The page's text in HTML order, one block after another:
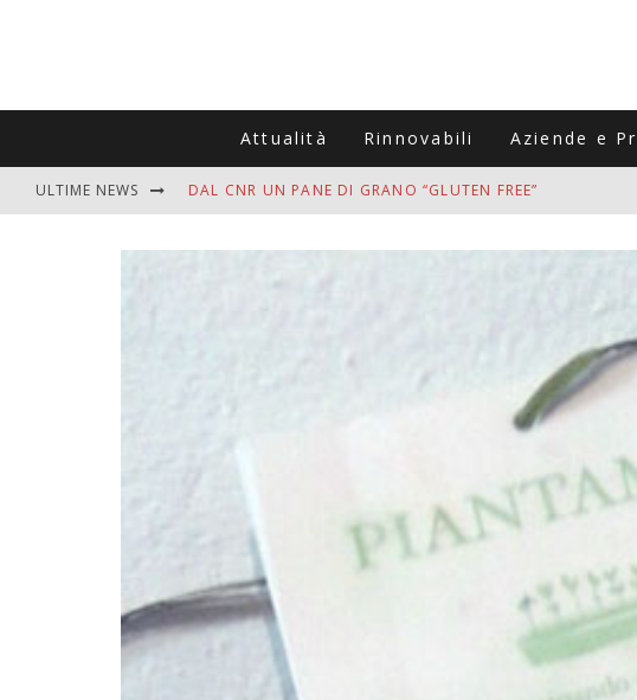
Attualità Rinnovabili Aziende e
ULTIME NEWS DAL CNR UN PANE DI GRANO “GLUTEN FREE”
MUTTI ASSUME A OLIVETO CITRA 400 COLLABORATORI
ZANZARE IN VACANZA? I 3 ERRORI PIÙ COMUNI CHE
ADDIO BOLLETTE SALATE? LA NUOVA FRONTIERA DEL